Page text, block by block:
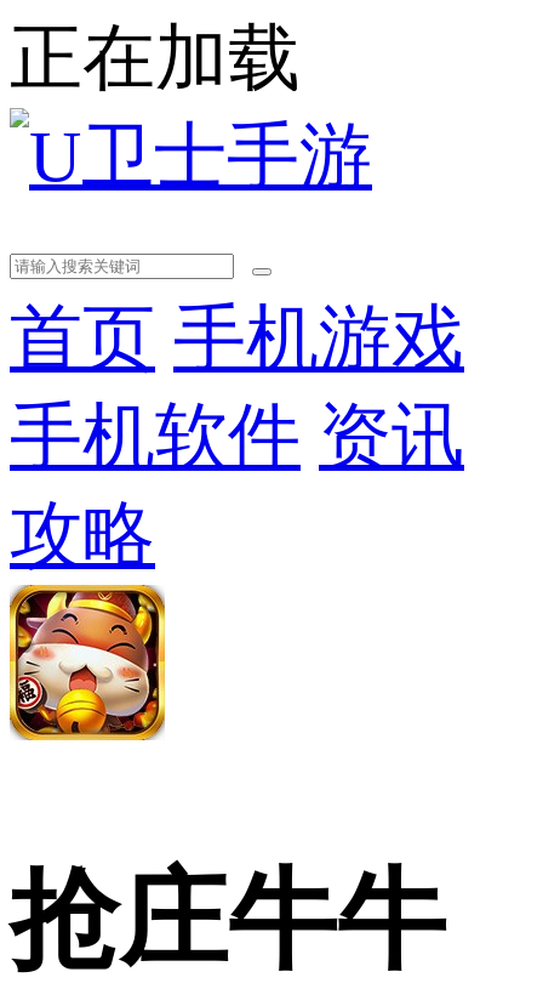
正在加载
首页 手机游戏
手机软件 资讯
攻略
抢庄牛牛